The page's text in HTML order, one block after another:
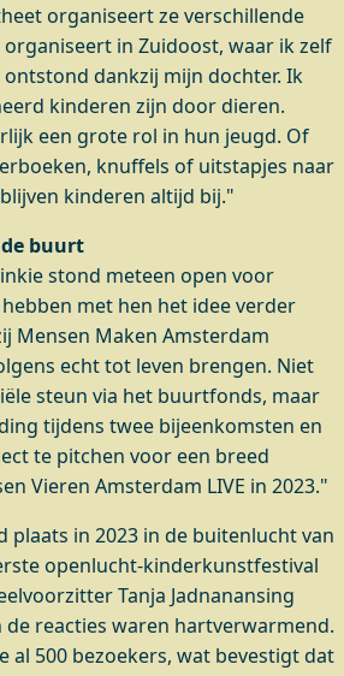
organiseert ze verschillende
in Zuidoost, waar ik zelf
dankzij mijn dochter. Ik
kinderen zijn door dieren.
een grote rol in hun jeugd. Of
knuffels of uitstapjes naar
kinderen altijd bij."
buurt
stond meteen open voor
met hen het idee verder
Mensen Maken Amsterdam
echt tot leven brengen. Niet
steun via het buurtfonds, maar
tijdens twee bijeenkomsten en
te pitchen voor een breed
Vieren Amsterdam LIVE in 2023."
plaats in 2023 in de buitenlucht van
openlucht-kinderkunstfestival
Tanja Jadnanansing
de reacties waren hartverwarmend.
al 500 bezoekers, wat bevestigt dat